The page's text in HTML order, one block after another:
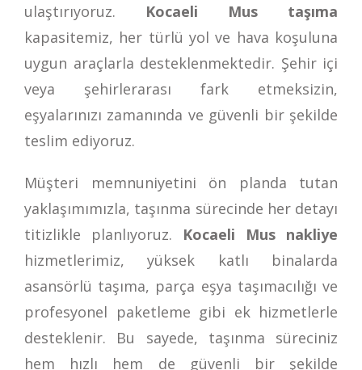
ulaştırıyoruz. Kocaeli Mus taşıma
kapasitemiz, her türlü yol ve hava koşuluna
uygun araçlarla desteklenmektedir. Şehir içi
veya şehirlerarası fark etmeksizin,
eşyalarınızı zamanında ve güvenli bir şekilde
teslim ediyoruz.
Müşteri memnuniyetini ön planda tutan
yaklaşımımızla, taşınma sürecinde her detayı
titizlikle planlıyoruz. Kocaeli Mus nakliye
hizmetlerimiz, yüksek katlı binalarda
asansörlü taşıma, parça eşya taşımacılığı ve
profesyonel paketleme gibi ek hizmetlerle
desteklenir. Bu sayede, taşınma süreciniz
hem hızlı hem de güvenli bir şekilde